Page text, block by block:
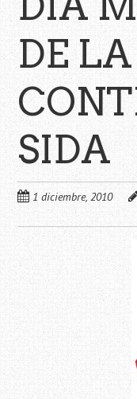
DE
SIDA
1 diciembre, 2010